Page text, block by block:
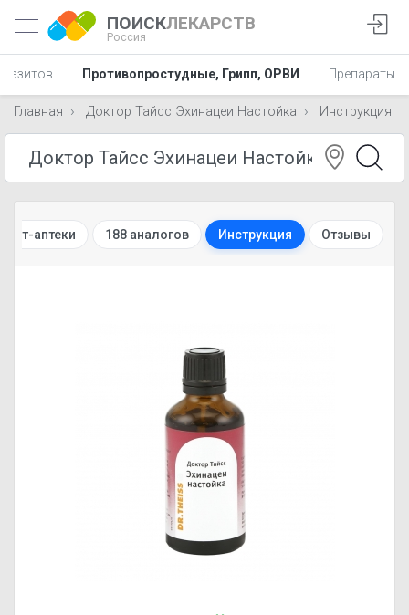
ПОИСКЛЕКАРСТВ
Россия
Противопростудные, Грипп, ОРВИ Препараты в
Главная Доктор Тайсс Эхинацеи Настойка Инструкция
аптеки 188 аналогов Инструкция Отзывы